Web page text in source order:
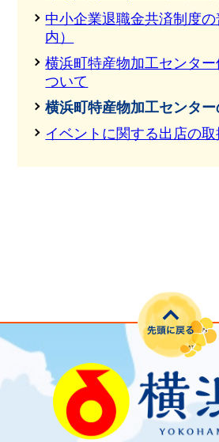
中小企業退職金共済制度
内）
横浜町特産物加工センタ
ついて
横浜町特産物加工センタ
イベントに関する出店の